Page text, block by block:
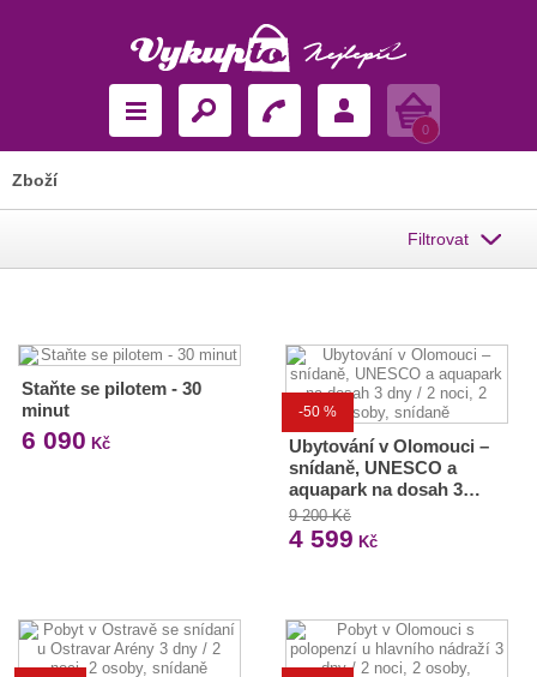
Košík
0
Zboží
Filtrovat
Staňte se pilotem - 30
minut
6 090 Kč
-50 %
Ubytování v Olomouci –
snídaně, UNESCO a
aquapark na dosah 3…
9 200 Kč
4 599 Kč